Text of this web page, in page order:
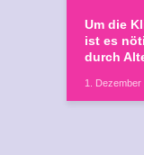
Um die
ist es
durch
1. Dezember